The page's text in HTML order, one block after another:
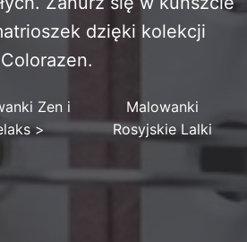
dzięki kolekcji
Colorazen.
Zen i
>
Malowanki
Rosyjskie Lalki